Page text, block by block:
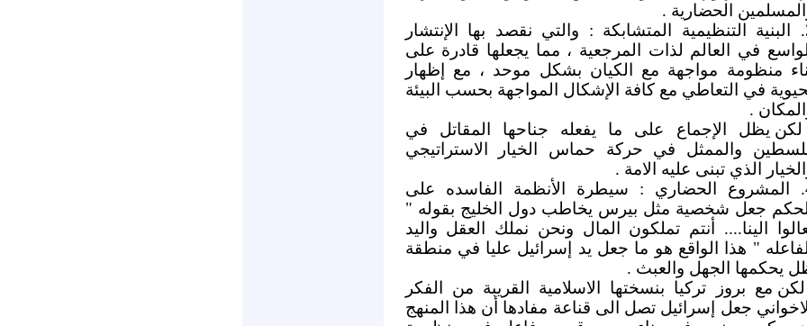
الحضارية .
3. البنية التنظيمية المتشابكة : والتي نقصد بها الإنتشار
الواسع في العالم لذات المرجعية ، مما يجعلها قادرة على
منظومة مواجهة مع الكيان بشكل موحد ، مع إظهار
في التعاطي مع كافة الإشكال المواجهة بحسب البيئة
.
لكن يظل الإجماع على ما يفعله جناحها المقاتل في
والممثل في حركة حماس الخيار الاستراتيجي
الذي تبنى عليه الامة .
4. المشروع الحضاري : سيطرة الأنظمة الفاسده على
الحكم جعل شخصية مثل بيرس يخاطب دول الخليج بقوله "
الينا.... أنتم تملكون المال ونحن نملك العقل واليد
الفاعله " هذا الواقع هو ما جعل يد إسرائيل عليا في منطقة
يحكمها الجهل والعبث .
لكن مع بروز تركيا بنسختها الاسلامية القريبة من الفكر
الاخواني جعل إسرائيل تصل الى قناعة مفادها أن هذا المنهج